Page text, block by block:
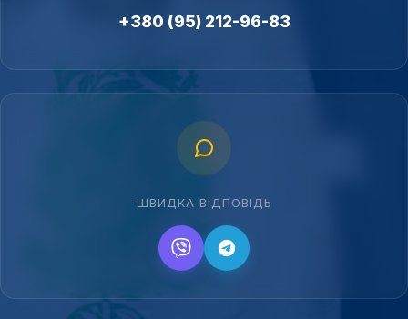
+380 (95) 212-96-83
ШВИДКА ВІДПОВІДЬ